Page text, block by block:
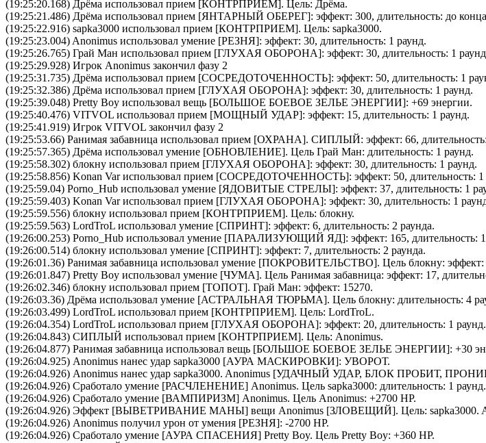
(19:25:20.168) Дрёма использовал прием [КОНТРПРИЕМ]. Цель: Дрёма.
(19:25:21.486) Дрёма использовал прием [ЯНТАРНЫЙ ОБЕРЕГ]: эффект: 300, длительность: до
(19:25:22.916) sapka3000 использовал прием [КОНТРПРИЕМ]. Цель: sapka3000.
(19:25:23.004) Anonimus использовал умение [РЕЗНЯ]: эффект: 30, длительность: 1 раунд.
(19:25:26.765) Грай Ман использовал прием [ГЛУХАЯ ОБОРОНА]: эффект: 30, длительность: 1
(19:25:29.928) Игрок Anonimus закончил фазу 2
(19:25:31.735) Дрёма использовал прием [CОСРЕДОТОЧЕННОСТЬ]: эффект: 50, длительность: 1
(19:25:32.386) Дрёма использовал прием [ГЛУХАЯ ОБОРОНА]: эффект: 30, длительность: 1 раунд.
(19:25:39.048) Pretty Boy использовал вещь [БОЛЬШОЕ БОЕВОЕ ЗЕЛЬЕ ЭНЕРГИИ]: +69 энергии.
(19:25:40.476) VITVOL использовал прием [МОЩНЫЙ УДАР]: эффект: 15, длительность: 1 раунд.
(19:25:41.919) Игрок VITVOL закончил фазу 2
(19:25:53.66) Ранимая забавница использовал прием [ОХРАНА]. СИПЛЫЙ: эффект: 66,
(19:25:57.365) Дрёма использовал умение [ОБНОВЛЕНИЕ]. Цель Грай Ман: длительность: 1 раунд.
(19:25:58.302) блокну использовал прием [ГЛУХАЯ ОБОРОНА]: эффект: 30, длительность: 1 раунд.
(19:25:58.856) Konan Varиспользовал прием [CОСРЕДОТОЧЕННОСТЬ]: эффект: 50, длительность: 1
(19:25:59.04) Porno_Hub использовал умение [ЯДОВИТЫЕ СТРЕЛЫ]: эффект: 37, длительность: 1
(19:25:59.403) Konan Varиспользовал прием [ГЛУХАЯ ОБОРОНА]: эффект: 30, длительность: 1
(19:25:59.556) блокну использовал прием [КОНТРПРИЕМ]. Цель: блокну.
(19:25:59.563) LordTroL использовал умение [СПРИНТ]: эффект: 6, длительность: 2 раунда.
(19:26:00.253) Porno_Hub использовал умение [ПАРАЛИЗУЮЩИЙ ЯД]: эффект: 165, длительность:
(19:26:00.514) блокну использовал умение [СПРИНТ]: эффект: 7, длительность: 2 раунда.
(19:26:01.36) Ранимая забавница использовал умение [ПОКРОВИТЕЛЬСТВО]. Цель блокну: эффект:
(19:26:01.847) Pretty Boy использовал умение [ЧУМА]. Цель Ранимая забавница: эффект: 17,
(19:26:02.346) блокну использовал прием [ТОПОТ]. Грай Ман: эффект: 15270.
(19:26:03.36) Дрёма использовал умение [АСТРАЛЬНАЯ ТЮРЬМА]. Цель блокну: длительность: 4
(19:26:03.499) LordTroL использовал прием [КОНТРПРИЕМ]. Цель: LordTroL.
(19:26:04.354) LordTroL использовал прием [ГЛУХАЯ ОБОРОНА]: эффект: 20, длительность: 1 раунд.
(19:26:04.843) СИПЛЫЙ использовал прием [КОНТРПРИЕМ]. Цель: Anonimus.
(19:26:04.877) Ранимая забавница использовал вещь [БОЛЬШОЕ БОЕВОЕ ЗЕЛЬЕ ЭНЕРГИИ]: +30
(19:26:04.925) Anonimus нанес удар sapka3000 [АУРА МАСКИРОВКИ]: УВОРОТ.
(19:26:04.926) Anonimus нанес удар sapka3000. Anonimus [УДАЧНЫЙ УДАР, БЛОК ПРОБИТ,
(19:26:04.926) Сработало умение [РАСЧЛЕНЕНИЕ] Anonimus. Цель sapka3000: длительность: 1 раунд.
(19:26:04.926) Сработало умение [ВАМПИРИЗМ] Anonimus. Цель Anonimus: +2700 HP.
(19:26:04.926) Эффект [ВЫВЕТРИВАНИЕ МАНЫ] вещи Anonimus [ЗЛОВЕЩИЙ]. Цель: sapka3000.
(19:26:04.926) Anonimus получил урон от умения [РЕЗНЯ]: -2700 HP.
(19:26:04.926) Сработало умение [АУРА СПАСЕНИЯ] Pretty Boy. Цель Pretty Boy: +360 HP.